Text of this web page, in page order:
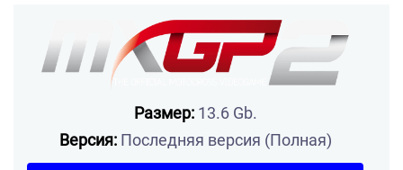
Размер:13.6 Gb.
Версия:Последняя версия (Полная)